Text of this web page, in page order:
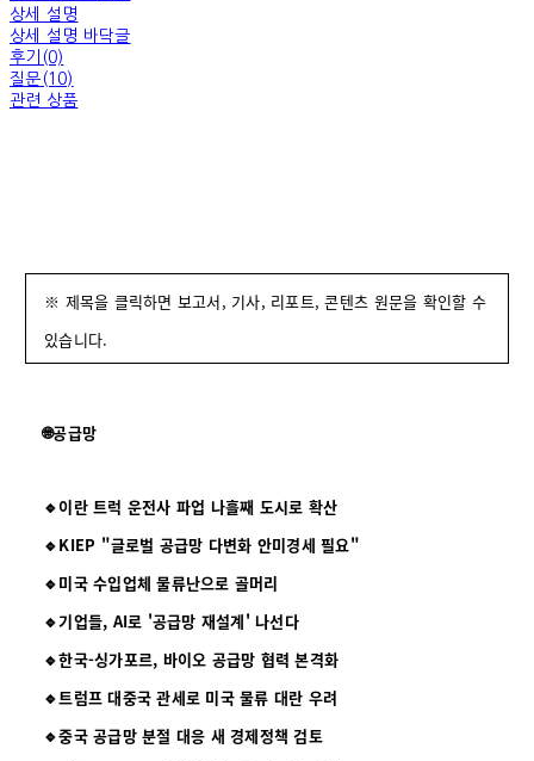
상세 설명
상세 설명 바닥글
후기(0)
질문(10)
관련 상품
※ 제목을 클릭하면 보고서, 기사, 리포트, 콘텐츠 원문을 확인할 수
있습니다.
🌐공급망
🔹이란 트럭 운전사 파업 나흘째 도시로 확산
🔹KIEP "글로벌 공급망 다변화 안미경세 필요"
🔹미국 수입업체 물류난으로 골머리
🔹기업들, AI로 '공급망 재설계' 나선다
🔹한국-싱가포르, 바이오 공급망 협력 본격화
🔹트럼프 대중국 관세로 미국 물류 대란 우려
🔹중국 공급망 분절 대응 새 경제정책 검토